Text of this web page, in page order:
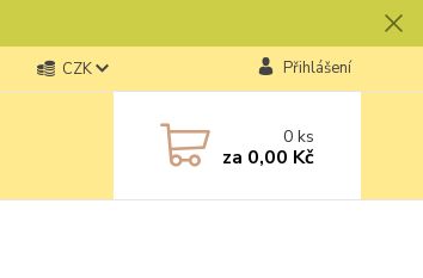
CZK Přihlášení
0ks
za 0,00 Kč